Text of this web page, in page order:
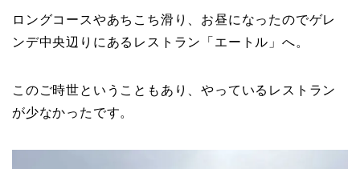
ロングコースやあちこち滑り、お昼になったのでゲレ
ンデ中央辺りにあるレストラン「エートル」へ。
このご時世ということもあり、やっているレストラン
が少なかったです。